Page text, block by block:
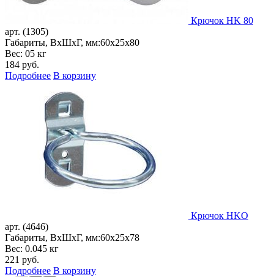
Крючок HK 80
арт. (1305)
Габариты, ВxШxГ, мм:60x25x80
Вес: 05 кг
184 руб.
Подробнее В корзину
Крючок HKО
арт. (4646)
Габариты, ВxШxГ, мм:60x25x78
Вес: 0.045 кг
221 руб.
Подробнее В корзину